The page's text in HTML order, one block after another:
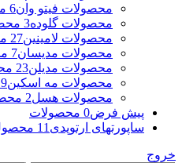
محصولات فیتو وان6 محصول
محصولات گلوده3 محصول
محصولات لامینین27 محصول
محصولات مدیسان7 محصول
محصولات مدیلن23 محصول
محصولات مه اسکین9 محصول
محصولات هسل2 محصول
پیش فرض0 محصولات
ساپورتهای ارتوپدی 11 محصول
خروج